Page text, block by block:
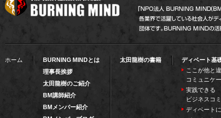
ホーム
BURNING MINDとは
理事長挨拶
太田龍樹のご紹介
BM講師紹介
BMメンバー紹介
太田龍樹の書籍
ディベート基
ここが他と
コミュニケ
実践できる
ビジネスコ
ディベート